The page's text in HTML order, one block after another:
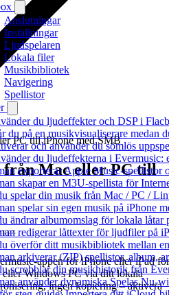
Anslutningar
Inställningar
Ljudspelaren
Lokala filer
Musikbibliotek
Navigering
Spellistor
du ljudeffekter och DSP i
du på en musikvisualiserare medan
och använder du sömlös
du ljudeffekterna i
exporterar Apple Music-spellistor
skapar en M3U-spellista för
spelar din musik från Mac / PC /
spelar sin egen musik på iPhone
ändrar albumomslag för lokala
redigerar låttexter för ljudfiler på
överför ditt musikbibliotek mellan
arkiverar (ZIP) spellistor, album,
scrobblar din musikhistorik från
använder dynamiska Spelas Nu-
PC till iPhone med SMB
från Mac eller PC till
appen för iPhone eller iPad för
Windows PC via ditt lokala
ingen kopiering – aktivera